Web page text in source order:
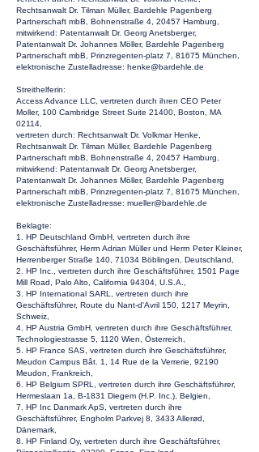
Rechtsanwalt Dr. Tilman Müller, Bardehle Pagenberg
Partnerschaft mbB, Bohnenstraße 4, 20457 Hamburg,
mitwirkend: Patentanwalt Dr. Georg Anetsberger,
Patentanwalt Dr. Johannes Möller, Bardehle Pagenberg
Partnerschaft mbB, Prinzregenten-platz 7, 81675 München,
elektronische Zustelladresse: henke@bardehle.de
Streithelferin:
Access Advance LLC, vertreten durch ihren CEO Peter
Moller, 100 Cambridge Street Suite 21400, Boston, MA
02114,
vertreten durch: Rechtsanwalt Dr. Volkmar Henke,
Rechtsanwalt Dr. Tilman Müller, Bardehle Pagenberg
Partnerschaft mbB, Bohnenstraße 4, 20457 Hamburg,
mitwirkend: Patentanwalt Dr. Georg Anetsberger,
Patentanwalt Dr. Johannes Möller, Bardehle Pagenberg
Partnerschaft mbB, Prinzregenten-platz 7, 81675 München,
elektronische Zustelladresse: mueller@bardehle.de
Beklagte:
1. HP Deutschland GmbH, vertreten durch ihre
Geschäftsführer, Herrn Adrian Müller und Herrn Peter Kleiner,
Herrenberger Straße 140, 71034 Böblingen, Deutschland,
2. HP Inc., vertreten durch ihre Geschäftsführer, 1501 Page
Mill Road, Palo Alto, California 94304, U.S.A.,
3. HP International SARL, vertreten durch ihre
Geschäftsführer, Route du Nant-d'Avril 150, 1217 Meyrin,
Schweiz,
4. HP Austria GmbH, vertreten durch ihre Geschäftsführer,
Technologiestrasse 5, 1120 Wien, Österreich,
5. HP France SAS, vertreten durch ihre Geschäftsführer,
Meudon Campus Bât. 1, 14 Rue de la Verrerie, 92190
Meudon, Frankreich,
6. HP Belgium SPRL, vertreten durch ihre Geschäftsführer,
Hermeslaan 1a, B-1831 Diegem (H.P. Inc.), Belgien,
7. HP Inc Danmark ApS, vertreten durch ihre
Geschäftsführer, Engholm Parkvej 8, 3433 Allerød,
Dänemark,
8. HP Finland Oy, vertreten durch ihre Geschäftsführer,